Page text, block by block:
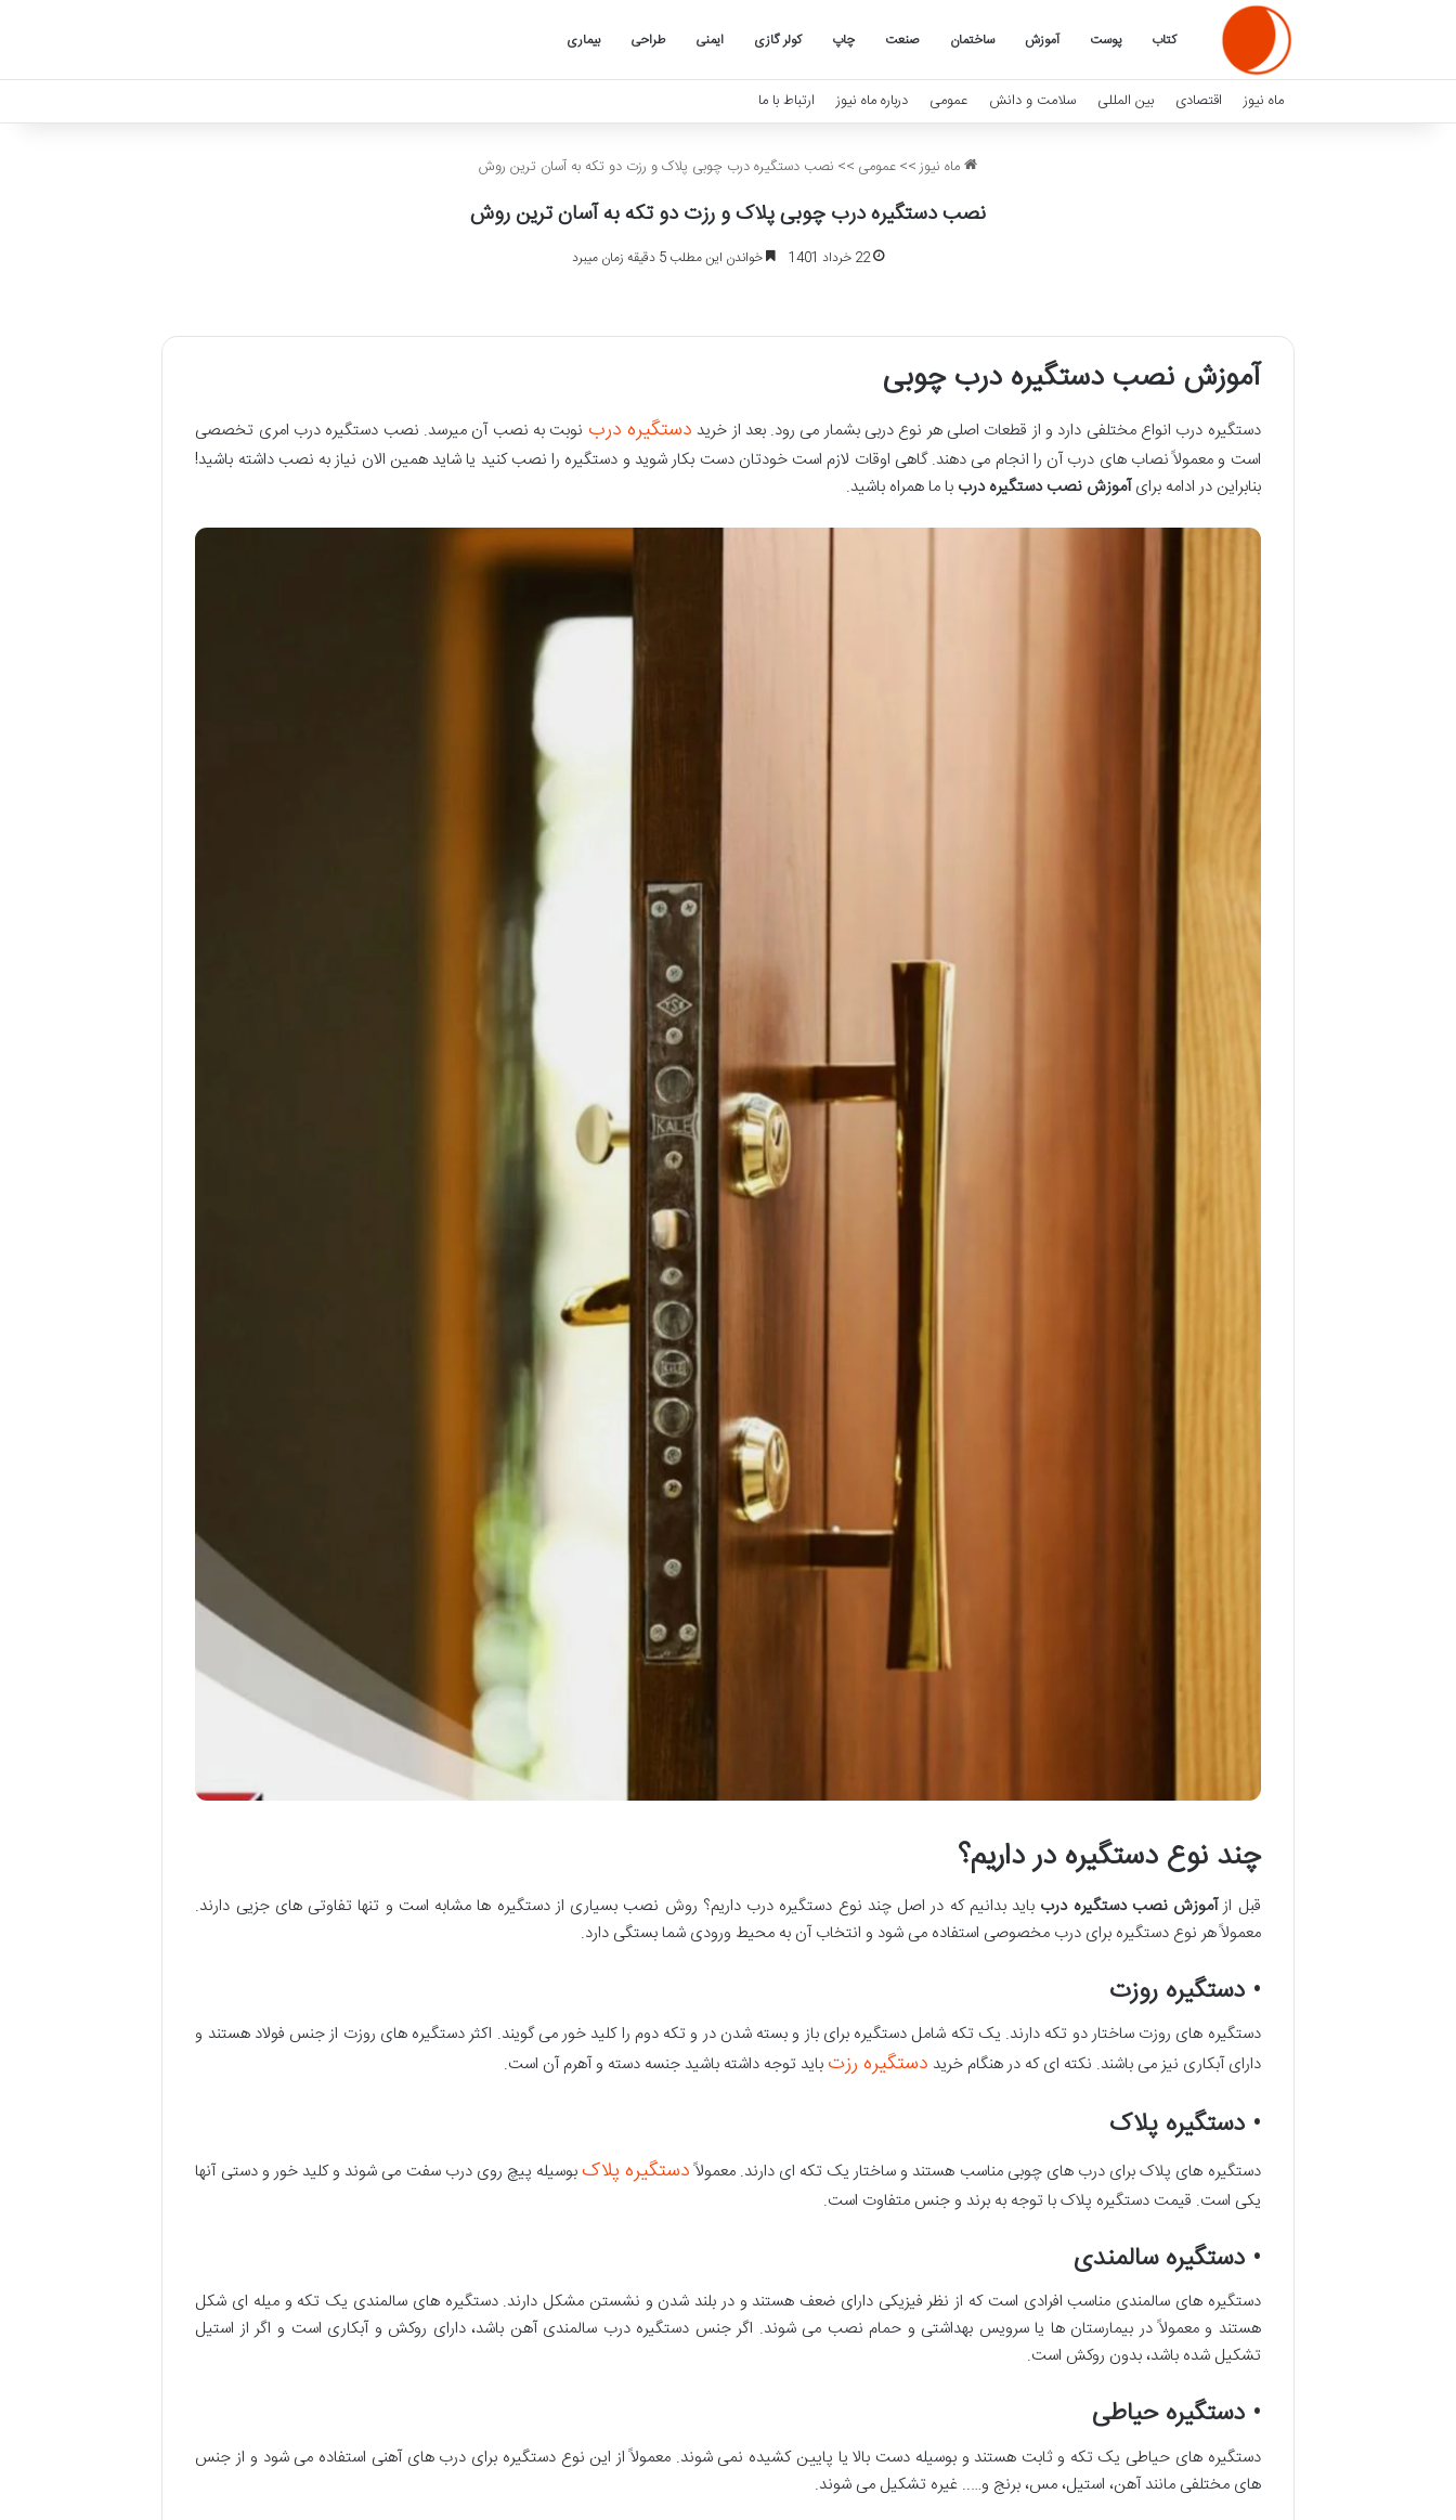
کتاب پوست آموزش ساختمان صنعت چاپ کولر گازی ایمنی طراحی بیماری
ماه نیوز اقتصادی بین المللی سلامت و دانش عمومی درباره ماه نیوز ارتباط با ما
ماه نیوز>>عمومی >> نصب دستگیره درب چوبی پلاک و رزت دو تکه به آسان ترین روش
نصب دستگیره درب چوبی پلاک و رزت دو تکه به آسان ترین روش
22 خرداد 1401 خواندن این مطلب 5 دقیقه زمان میبرد
آموزش نصب دستگیره درب چوبی
دستگیره درب انواع مختلفی دارد و از قطعات اصلی هر نوع دربی بشمار می رود. بعد از خرید دستگیره درب نوبت به نصب آن میرسد. نصب دستگیره درب امری تخصصی
است و معمولاً نصاب های درب آن را انجام می دهند. گاهی اوقات لازم است خودتان دست بکار شوید و دستگیره را نصب کنید یا شاید همین الان نیاز به نصب داشته باشید!
بنابراین در ادامه برایآموزش نصب دستگیره درببا ما همراه باشید.
چند نوع دستگیره در داریم؟
قبل ازآموزش نصب دستگیره درب باید بدانیم که در اصل چند نوع دستگیره درب داریم؟ روش نصب بسیاری از دستگیره ها مشابه است و تنها تفاوتی های جزیی دارند.
معمولاً هر نوع دستگیره برای درب مخصوصی استفاده می شود و انتخاب آن به محیط ورودی شما بستگی دارد.
• دستگیره روزت
دستگیره های روزت ساختار دو تکه دارند. یک تکه شامل دستگیره برای باز و بسته شدن در و تکه دوم را کلید خور می گویند. اکثر دستگیره های روزت از جنس فولاد هستند و
دارای آبکاری نیز می‌ باشند. نکته ای که در هنگام خرید دستگیره رزت باید توجه داشته باشید جنسه دسته و آهرم آن است.
• دستگیره پلاک
دستگیره های پلاک برای درب های چوبی مناسب هستند و ساختار یک تکه ای دارند‌. معمولاًدستگیره پلاکبوسیله پیچ روی درب سفت می شوند و کلید خور و دستی آنها
یکی است. قیمت دستگیره پلاک با توجه به برند و جنس متفاوت است.
• دستگیره سالمندی
دستگیره های سالمندی مناسب افرادی است که از نظر فیزیکی دارای ضعف هستند و در بلند شدن و نشستن مشکل دارند. دستگیره های سالمندی یک تکه و میله ای شکل
هستند و معمولاً در بیمارستان ها یا سرویس بهداشتی و حمام نصب می شوند. اگر جنس دستگیره درب سالمندی آهن باشد، دارای روکش و آبکاری است و اگر از استیل
تشکیل شده باشد، بدون روکش است.
• دستگیره حیاطی
دستگیره های حیاطی یک تکه و ثابت هستند و بوسیله دست بالا یا پایین کشیده نمی شوند‌. معمولاً از این نوع دستگیره برای درب های آهنی استفاده می شود و از جنس
های مختلفی مانند آهن، استیل، مس، برنج و….. غیره تشکیل می شوند.